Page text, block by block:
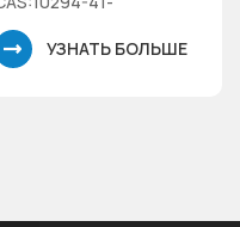
4Молекулярная масса
Гексагидрат
УЗНАТЬ БОЛЬШЕ